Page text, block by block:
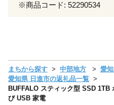
※商品コード: 52290534
まちから探す 中部地方
愛
愛知県 日進市の返礼品一覧
BUFFALO スティック型 SSD 1TB
び USB 家電